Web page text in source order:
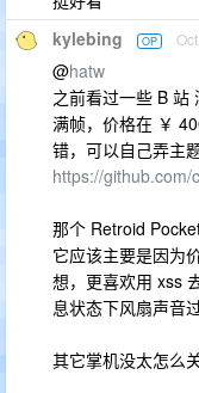
kylebing OP
@hatw
之前看过一些 B 站
满帧，价格在 ￥
错，可以自己弄主
https://github.com/
那个 Retroid
它应该主要是因为
想，更喜欢用 xss
息状态下风扇声音过
其它掌机没太怎么